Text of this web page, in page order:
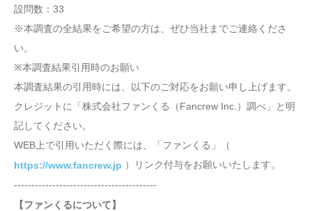
設問数：33
※本調査の全結果をご希望の方は、ぜひ当社までご連絡くださ
い。
※本調査結果引用時のお願い
本調査結果の引用時には、以下のご対応をお願い申し上げます。
クレジットに「株式会社ファンくる（Fancrew Inc.）調べ」と明
記してください。
WEB上で引用いただく際には、「ファンくる」（
https://www.fancrew.jp ）リンク付与をお願いいたします。
-----------------------------------------
【ファンくるについて】